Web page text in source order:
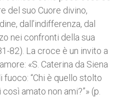
del suo Cuore divino,
dall’indifferenza, dal
nei confronti della sua
82). La croce è un invito a
«S. Caterina da Siena
fuoco: “Chi è quello stolto
amato non ami?”» (p.